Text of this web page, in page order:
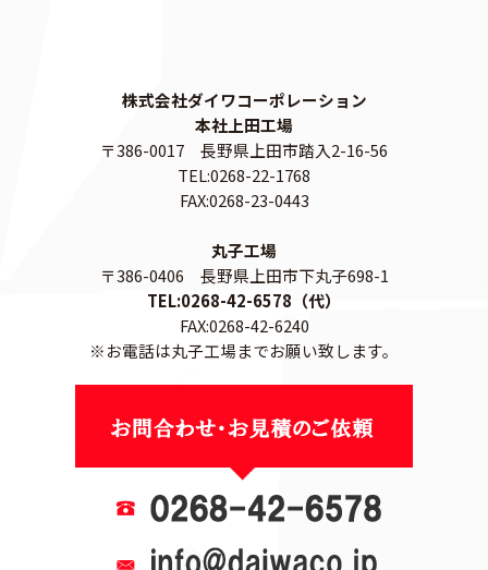
株式会社ダイワコーポレーション
本社上田工場
〒386-0017 長野県上田市踏入2-16-56
TEL:0268-22-1768
FAX:0268-23-0443
丸子工場
〒386-0406 長野県上田市下丸子698-1
TEL:0268-42-6578（代）
FAX:0268-42-6240
※お電話は丸子工場までお願い致します。